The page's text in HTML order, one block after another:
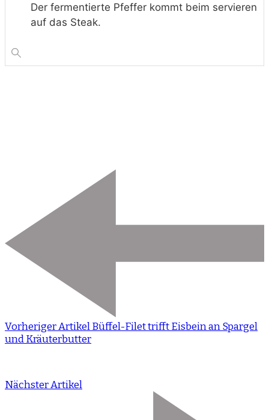
Der fermentierte Pfeffer kommt beim servieren
auf das Steak.
Vorheriger ArtikelBüffel-Filet trifft Eisbein an Spargel
und Kräuterbutter
Nächster Artikel